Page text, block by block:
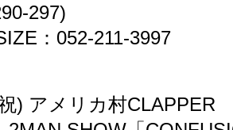
297)
：052-211-3997
) アメリカ村CLAPPER